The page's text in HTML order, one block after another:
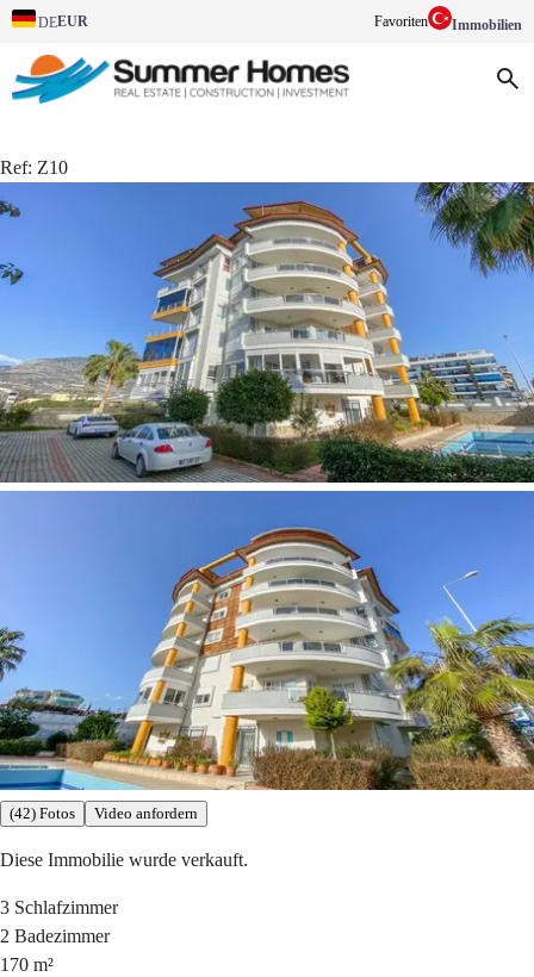
DEEUR Favoriten Immobilien
Ref: Z10
(42) Fotos Video anfordern
Diese Immobilie wurde verkauft.
3 Schlafzimmer
2 Badezimmer
170 m²